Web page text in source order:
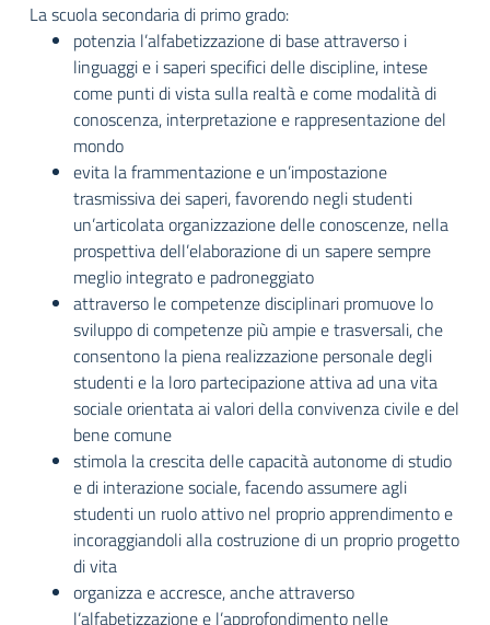
La scuola secondaria di primo grado:
potenzia l’alfabetizzazione di base attraverso i
linguaggi e i saperi specifici delle discipline, intese
come punti di vista sulla realtà e come modalità di
conoscenza, interpretazione e rappresentazione del
mondo
evita la frammentazione e un’impostazione
trasmissiva dei saperi, favorendo negli studenti
un’articolata organizzazione delle conoscenze, nella
prospettiva dell’elaborazione di un sapere sempre
meglio integrato e padroneggiato
attraverso le competenze disciplinari promuove lo
sviluppo di competenze più ampie e trasversali, che
consentono la piena realizzazione personale degli
studenti e la loro partecipazione attiva ad una vita
sociale orientata ai valori della convivenza civile e del
bene comune
stimola la crescita delle capacità autonome di studio
e di interazione sociale, facendo assumere agli
studenti un ruolo attivo nel proprio apprendimento e
incoraggiandoli alla costruzione di un proprio progetto
di vita
organizza e accresce, anche attraverso
l’alfabetizzazione e l’approfondimento nelle